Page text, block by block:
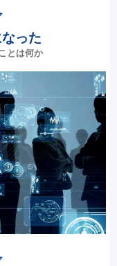
った
とは何か